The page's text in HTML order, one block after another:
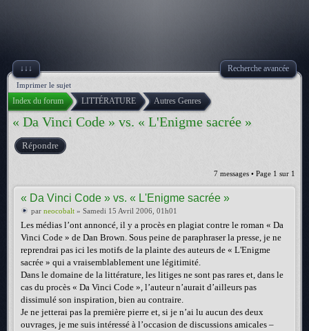
↓↓↓ Recherche avancée
Imprimer le sujet
Index du forum LITTÉRATURE Autres Genres
« Da Vinci Code » vs. « L'Enigme sacrée »
Répondre
7 messages • Page 1 sur 1
« Da Vinci Code » vs. « L'Enigme sacrée »
par neocobalt » Samedi 15 Avril 2006, 01h01
Les médias l’ont annoncé, il y a procès en plagiat contre le roman « Da
Vinci Code » de Dan Brown. Sous peine de paraphraser la presse, je ne
reprendrai pas ici les motifs de la plainte des auteurs de « L'Enigme
sacrée » qui a vraisemblablement une légitimité.
Dans le domaine de la littérature, les litiges ne sont pas rares et, dans le
cas du procès « Da Vinci Code », l’auteur n’aurait d’ailleurs pas
dissimulé son inspiration, bien au contraire.
Je ne jetterai pas la première pierre et, si je n’ai lu aucun des deux
ouvrages, je me suis intéressé à l’occasion de discussions amicales –